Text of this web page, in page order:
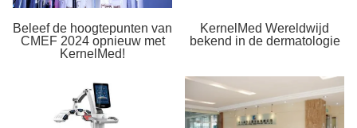
Beleef de hoogtepunten van
CMEF 2024 opnieuw met
KernelMed!
KernelMed Wereldwijd
bekend in de dermatologie